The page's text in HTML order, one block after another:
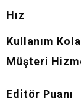
Hız
Kullanım
Müşteri
Editör Puanı